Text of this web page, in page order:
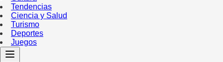
Tendencias
Ciencia y Salud
Turismo
Deportes
Juegos